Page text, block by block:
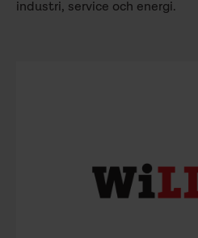
industri, service och energi.